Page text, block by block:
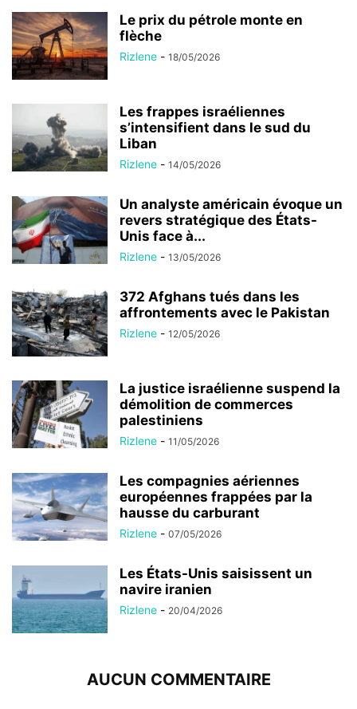
Le prix du pétrole monte en
flèche
Rizlene - 18/05/2026
Les frappes israéliennes
s’intensifient dans le sud du
Liban
Rizlene - 14/05/2026
Un analyste américain évoque un
revers stratégique des États-
Unis face à...
Rizlene - 13/05/2026
372 Afghans tués dans les
affrontements avec le Pakistan
Rizlene - 12/05/2026
La justice israélienne suspend la
démolition de commerces
palestiniens
Rizlene - 11/05/2026
Les compagnies aériennes
européennes frappées par la
hausse du carburant
Rizlene - 07/05/2026
Les États-Unis saisissent un
navire iranien
Rizlene - 20/04/2026
AUCUN COMMENTAIRE